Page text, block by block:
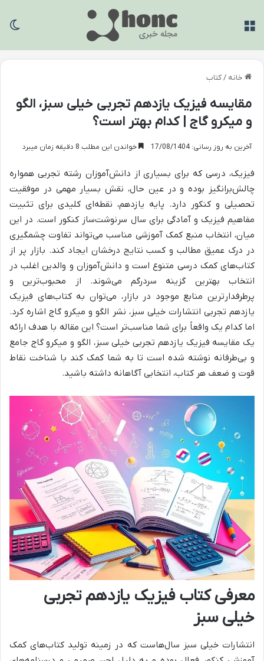
خانه /کتاب
مقایسه فیزیک یازدهم تجربی خیلی سبز، الگو
و میکرو گاج | کدام بهتر است؟
آخرین به روز رسانی: 17/08/1404 خواندن این مطلب 8 دقیقه زمان میبرد
فیزیک، درسی که برای بسیاری از دانش‌آموزان رشته تجربی همواره
چالش‌برانگیز بوده و در عین حال، نقش بسیار مهمی در موفقیت
تحصیلی و کنکور دارد. پایه یازدهم، نقطه‌ای کلیدی برای تثبیت
مفاهیم فیزیک و آمادگی برای سال سرنوشت‌ساز کنکور است. در این
میان، انتخاب منبع کمک آموزشی مناسب می‌تواند تفاوت چشمگیری
در درک عمیق مطالب و کسب نتایج درخشان ایجاد کند. بازار پر از
کتاب‌های کمک درسی متنوع است و دانش‌آموزان و والدین اغلب در
انتخاب بهترین گزینه سردرگم می‌شوند. از محبوب‌ترین و
پرطرفدارترین منابع موجود در بازار، می‌توان به کتاب‌های فیزیک
یازدهم تجربی انتشارات خیلی سبز، نشر الگو و میکرو گاج اشاره کرد.
اما کدام یک واقعاً برای شما مناسب‌تر است؟ این مقاله با هدف ارائه
یک مقایسه فیزیک یازدهم تجربی خیلی سبز، الگو و میکرو گاج جامع
و بی‌طرفانه نوشته شده است تا به شما کمک کند با شناخت نقاط
قوت و ضعف هر کتاب، انتخابی آگاهانه داشته باشید.
معرفی کتاب فیزیک یازدهم تجربی
خیلی سبز
انتشارات خیلی سبز سال‌هاست که در زمینه تولید کتاب‌های کمک